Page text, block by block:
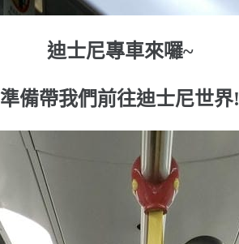
迪士尼專車來囉~
準備帶我們前往迪士尼世界!